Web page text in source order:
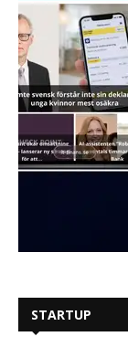
STARTUP